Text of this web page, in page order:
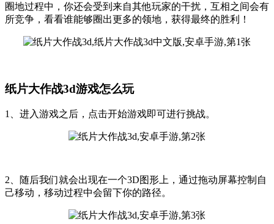
圈地过程中，你还会受到来自其他玩家的干扰，互相之间会有
所竞争，看看谁能够圈出更多的领地，获得最终的胜利！
纸片大作战3d游戏怎么玩
1、进入游戏之后，点击开始游戏即可进行挑战。
2、随后我们就会出现在一个3D图形上，通过拖动屏幕控制自
己移动，移动过程中会留下你的路径。